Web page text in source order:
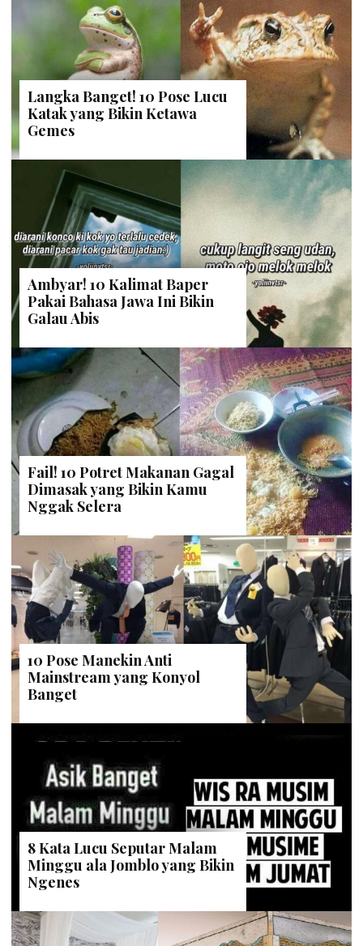
Langka Banget! 10 Pose Lucu
Katak yang Bikin Ketawa
Gemes
Ambyar! 10 Kalimat Baper
Pakai Bahasa Jawa Ini Bikin
Galau Abis
Fail! 10 Potret Makanan Gagal
Dimasak yang Bikin Kamu
Nggak Selera
10 Pose Manekin Anti
Mainstream yang Konyol
Banget
8 Kata Lucu Seputar Malam
Minggu ala Jomblo yang Bikin
Ngenes